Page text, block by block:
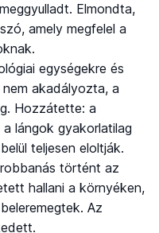
Elmondta,
amely megfelel a
egységekre és
akadályozta, a
Hozzátette: a
lángok gyakorlatilag
teljesen eloltják.
történt az
hallani a környéken,
Az